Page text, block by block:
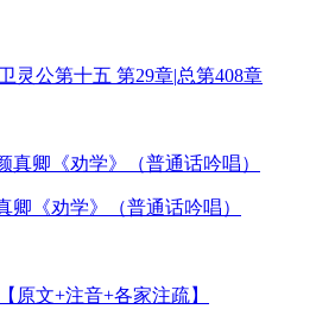
灵公第十五 第29章|总第408章
卿《劝学》（普通话吟唱）
原文+注音+各家注疏】